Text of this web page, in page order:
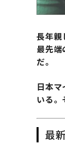
長年
最先
だ。
日本
いる。
最